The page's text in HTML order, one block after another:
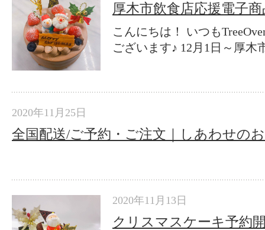
厚木市飲食店応援電子
こんにちは！ いつも
ございます♪ 12月1日～厚木
2020年11月25日
全国配送/ご予約・ご注文｜しあわせのお
2020年11月13日
クリスマスケーキ予約